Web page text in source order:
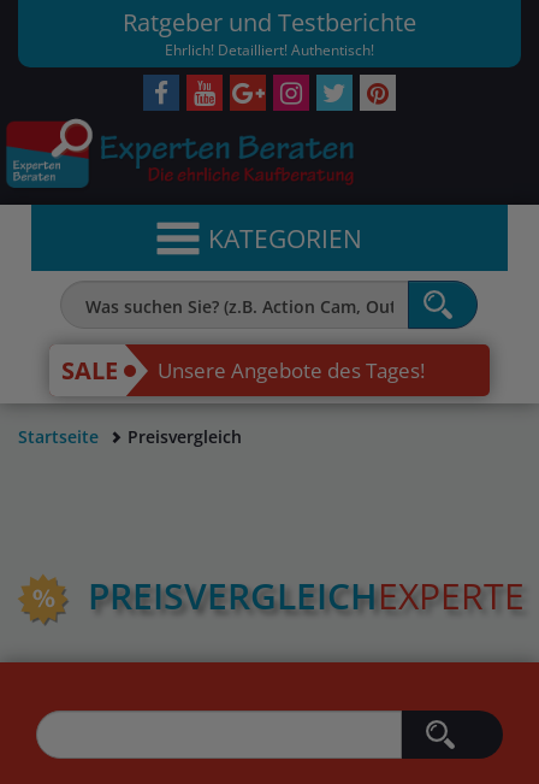
Ratgeber und Testberichte
Ehrlich! Detailliert! Authentisch!
KATEGORIEN
SALE Unsere Angebote des Tages!
Startseite Preisvergleich
PREIS­VERGLEICHEXPERTE